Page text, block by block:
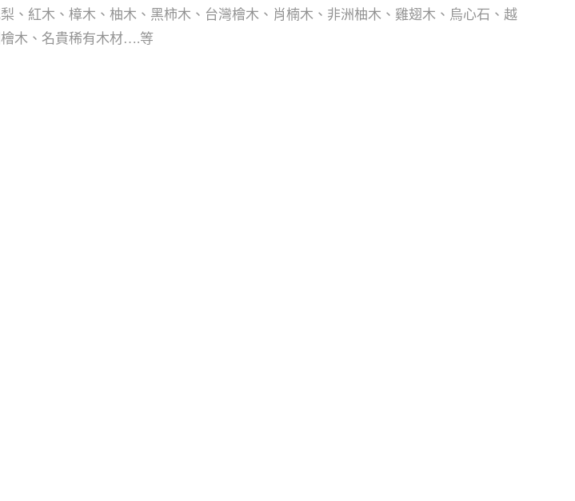
、紅木、樟木、柚木、黑柿木、台灣檜木、肖楠木、非洲柚木、雞翅木、烏心石、越
木、名貴稀有木材….等